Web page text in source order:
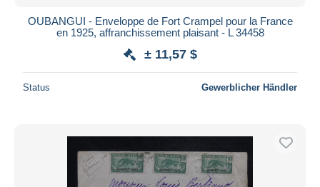
OUBANGUI - Enveloppe de Fort Crampel pour la France
en 1925, affranchissement plaisant - L 34458
± 11,57 $
Status Gewerblicher Händler